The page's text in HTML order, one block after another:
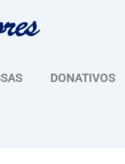
DONATIVOS